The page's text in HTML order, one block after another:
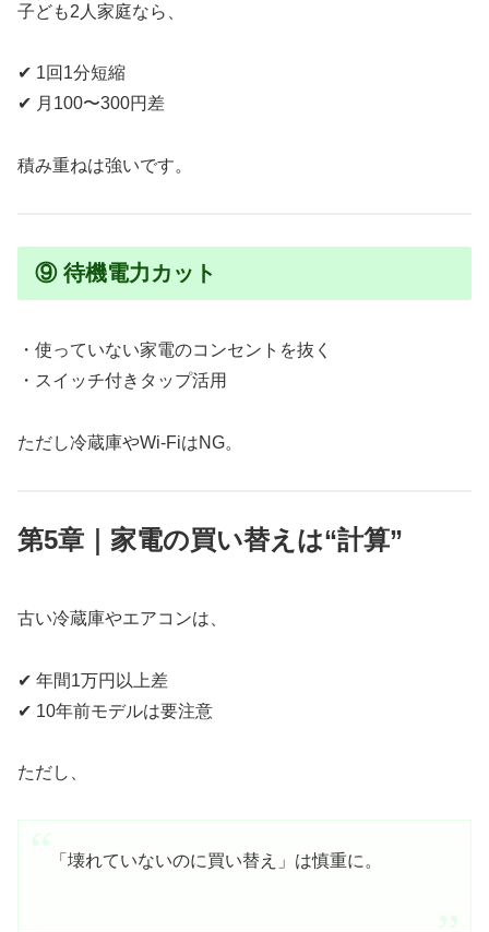
子ども2人家庭なら、
✔ 1回1分短縮
✔ 月100〜300円差
積み重ねは強いです。
⑨ 待機電力カット
・使っていない家電のコンセントを抜く
・スイッチ付きタップ活用
ただし冷蔵庫やWi-FiはNG。
第5章｜家電の買い替えは“計算”
古い冷蔵庫やエアコンは、
✔ 年間1万円以上差
✔ 10年前モデルは要注意
ただし、
「壊れていないのに買い替え」は慎重に。